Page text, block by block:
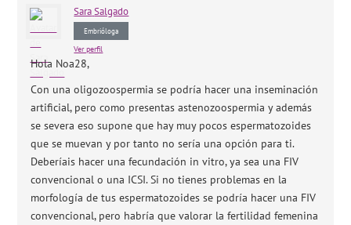
Sara Salgado
Embrióloga
Ver perfil
Hola Noa28,
Con una oligozoospermia se podría hacer una inseminación
artificial, pero como presentas astenozoospermia y además
se severa eso supone que hay muy pocos espermatozoides
que se muevan y por tanto no sería una opción para ti.
Deberíais hacer una fecundación in vitro, ya sea una FIV
convencional o una ICSI. Si no tienes problemas en la
morfología de tus espermatozoides se podría hacer una FIV
convencional, pero habría que valorar la fertilidad femenina